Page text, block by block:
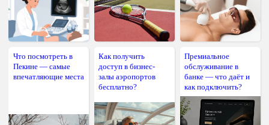
Что посмотреть в
Пекине — самые
впечатляющие места
Как получить
доступ в бизнес-
залы аэропортов
бесплатно?
Премиальное
обслуживание в
банке — что даёт и
как подключить?